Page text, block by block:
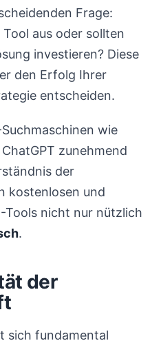
Frage:
aus oder sollten
investieren? Diese
den Erfolg Ihrer
entscheiden.
wie
zunehmend
der
kostenlosen und
Tools nicht nur nützlich
.
der
sich fundamental